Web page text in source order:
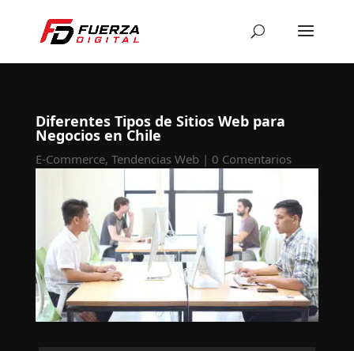
Diferentes Tipos de Sitios Web para
Negocios en Chile
E-Commerce, Tendencias Web| 0 Comentarios